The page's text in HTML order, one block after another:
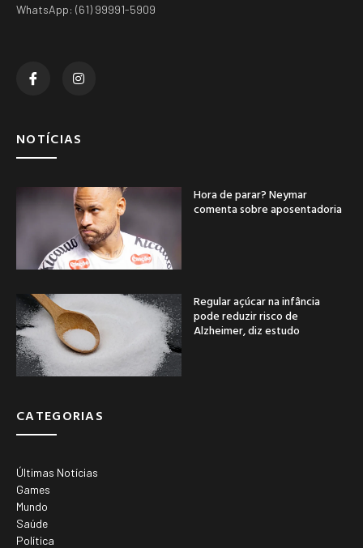
WhatsApp: (61) 99991-5909
NOTÍCIAS
Hora de parar? Neymar
comenta sobre aposentadoria
Regular açúcar na infância
pode reduzir risco de
Alzheimer, diz estudo
CATEGORIAS
Últimas Notícias
Games
Mundo
Saúde
Política